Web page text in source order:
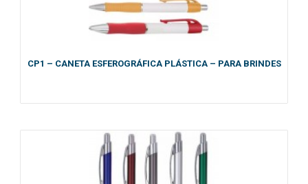
CP1 – CANETA ESFEROGRÁFICA PLÁSTICA – PARA BRINDES